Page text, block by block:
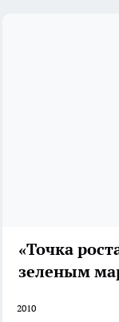
«Точка
зеленым
2010